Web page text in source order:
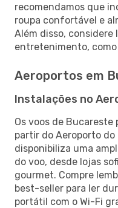
recomendamos que
roupa confortável e
Além disso, considere
entretenimento,
Aeroportos em
Instalações no
Os voos de
partir do Aeroporto
disponibiliza uma
do voo, desde lojas
gourmet. Compre
best-seller para ler
portátil com o Wi-Fi